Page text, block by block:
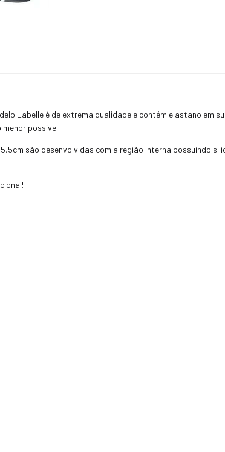
Labelle é de extrema qualidade e contém elastano em
possível.
são desenvolvidas com a região interna possuindo